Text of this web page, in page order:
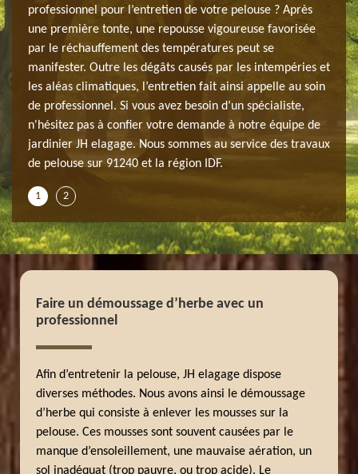
à
professionnel pour l’entretien de votre pelouse ? Après
une première tonte, une repousse vigoureuse favorisée
par le réchauffement des températures peut se
manifester. Outre les dégâts causés par les intempéries et
les aléas climatiques, l’entretien fait ainsi appelle au soin
de professionnel. Si vous avez besoin d’un spécialiste,
n'hésitez pas à confier votre demande à notre équipe de
jardinier JH elagage. Nous sommes au service des travaux
de pelouse sur 91240 et la région IDF.
1 2
Faire un démoussage d’herbe avec un
professionnel
Afin d’entretenir la pelouse, JH elagage dispose
diverses méthodes. Nous avons ainsi le démoussage
d’herbe qui consiste à enlever les mousses sur la
pelouse. Ces mousses sont souvent causées par le
manque d’ensoleillement, une mauvaise aération, un
sol inadéquat (trop pauvre, ou trop acide). Le